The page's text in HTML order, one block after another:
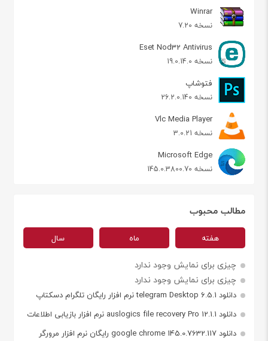
Winrar
نسخه 7.20
Eset Nod32 Antivirus
نسخه 19.0.14.0
فتوشاپ
نسخه 26.2.0.140
Vlc Media Player
نسخه 3.0.21
Microsoft Edge
نسخه 145.0.3800.70
مطالب محبوب
هفته ماه سال
چیزی برای نمایش وجود ندارد
چیزی برای نمایش وجود ندارد
دانلود telegram Desktop 6.5.1 نرم افزار رایگان تلگرام دسکتاپ
دانلود auslogics file recovery Pro 12.1.1 نرم افزار بازیابی اطلاعات
دانلود google chrome 145.0.7632.117 رایگان نرم افزار مرورگر